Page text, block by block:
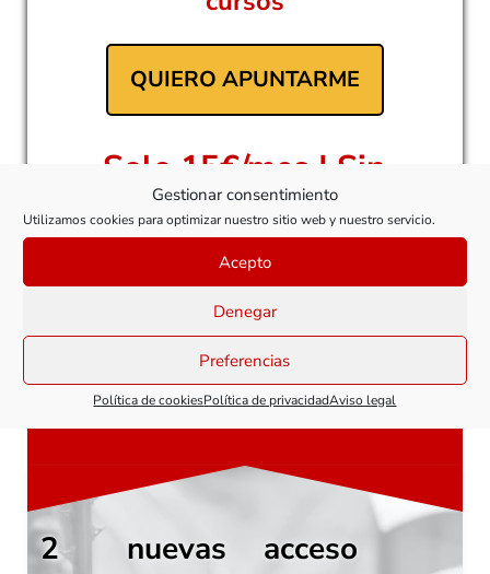
Gestionar consentimiento
Utilizamos cookies para optimizar nuestro sitio web y nuestro servicio.
Acepto
Denegar
Preferencias
Política de cookiesPolítica de privacidadAviso legal
QUIERO APUNTARME
Solo 15€/mes | Sin
permanencia
Plataforma de cursos online especializados en
modelismo
Decenas de vídeos a un clic de distancia
2 nuevas
acceso